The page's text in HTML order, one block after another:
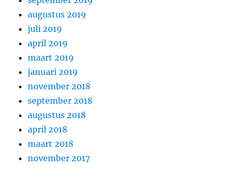
augustus 2019
juli 2019
april 2019
maart 2019
januari 2019
november 2018
september 2018
augustus 2018
april 2018
maart 2018
november 2017